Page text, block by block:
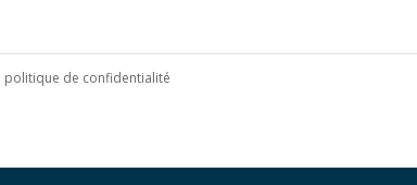
politique de confidentialité